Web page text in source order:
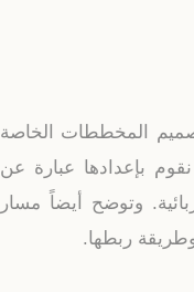
المخططات الخاصة
بإعدادها عبارة عن
وتوضح أيضاً مسار
ربطها.